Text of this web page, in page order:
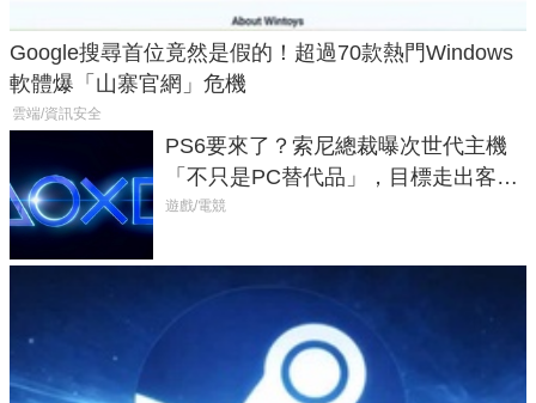
Google搜尋首位竟然是假的！超過70款熱門Windows
軟體爆「山寨官網」危機
雲端/資訊安全
PS6要來了？索尼總裁曝次世代主機
「不只是PC替代品」，目標走出客
廳、進軍電競桌面
遊戲/電競